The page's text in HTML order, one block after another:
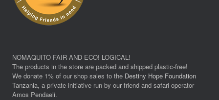
NOMAQUITO FAIR AND ECO! LOGICAL!
The products in the store are packed and shipped plastic-free!
We donate 1% of our shop sales to the Destiny Hope Foundation
Tanzania, a private initiative run by our friend and safari operator
Amos Pendaeli.